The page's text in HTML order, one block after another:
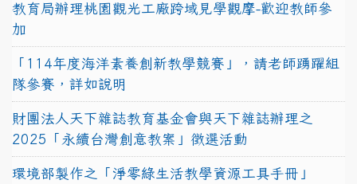
教育局辦理桃園觀光工廠跨域見學觀摩-歡迎教師參
加
「114年度海洋素養創新教學競賽」，請老師踴躍組
隊參賽，詳如說明
財團法人天下雜誌教育基金會與天下雜誌辦理之
2025「永續台灣創意教案」徵選活動
環境部製作之「淨零綠生活教學資源工具手冊」